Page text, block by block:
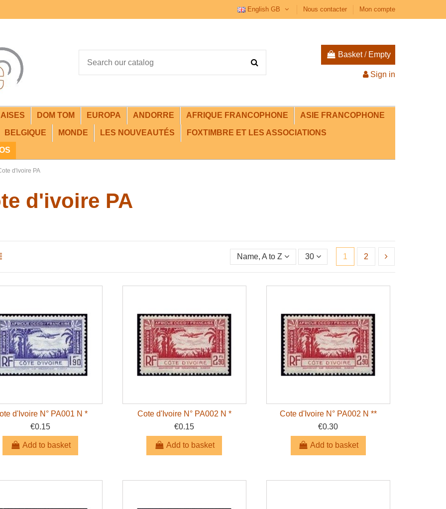
English GB Nous contacter Mon compte
Basket / Empty
Sign in
DOM TOM EUROPA ANDORRE AFRIQUE FRANCOPHONE ASIE FRANCOPHONE
BELGIQUE MONDE LES NOUVEAUTÉS FOXTIMBRE ET LES ASSOCIATIONS
d'ivoire PA
d'ivoire PA
Name, A to Z 30 1 2
d'Ivoire N° PA001 N *
€0.15
Add to basket
Cote d'Ivoire N° PA002 N *
€0.15
Add to basket
Cote d'Ivoire N° PA002 N **
€0.30
Add to basket